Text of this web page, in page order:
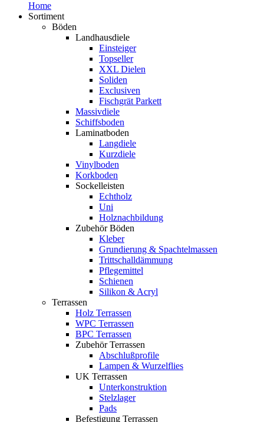
Home
Sortiment
Böden
Landhausdiele
Einsteiger
Topseller
XXL Dielen
Soliden
Exclusiven
Fischgrät Parkett
Massivdiele
Schiffsboden
Laminatboden
Langdiele
Kurzdiele
Vinylboden
Korkboden
Sockelleisten
Echtholz
Uni
Holznachbildung
Zubehör Böden
Kleber
Grundierung & Spachtelmassen
Trittschalldämmung
Pflegemittel
Schienen
Silikon & Acryl
Terrassen
Holz Terrassen
WPC Terrassen
BPC Terrassen
Zubehör Terrassen
Abschlußprofile
Lampen & Wurzelflies
UK Terrassen
Unterkonstruktion
Stelzlager
Pads
Befestigung Terrassen